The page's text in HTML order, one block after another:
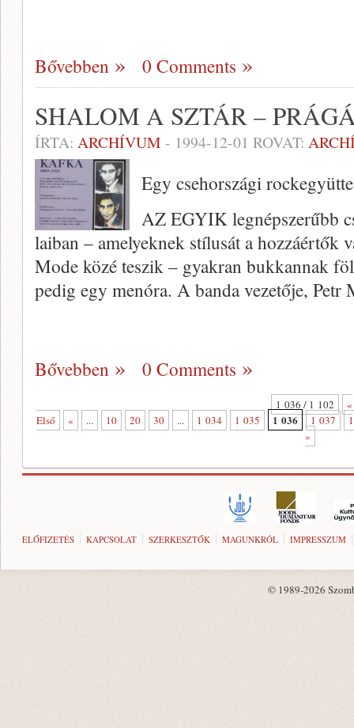
Bővebben 0 Comments
SHALOM A SZTÁR –
ÍRTA: ARCHÍVUM - 1994-12-01 ROVAT:
Egy csehországi
AZ EGYIK legnépszerűbb
laiban – amelyeknek stílusát a hozzáértők
Mode közé teszik – gyakran bukkannak
pedig egy menóra. A banda vezetője,
Bővebben 0 Comments
1 036 / 1 102
«
Első
« ... 10 20 30 ... 1 034 1 035 1 036 1 037
»
ELŐFIZETÉS KAPCSOLAT SZERKESZTŐK MAGUNKRÓL IMPRESSZUM
© 1989-2026